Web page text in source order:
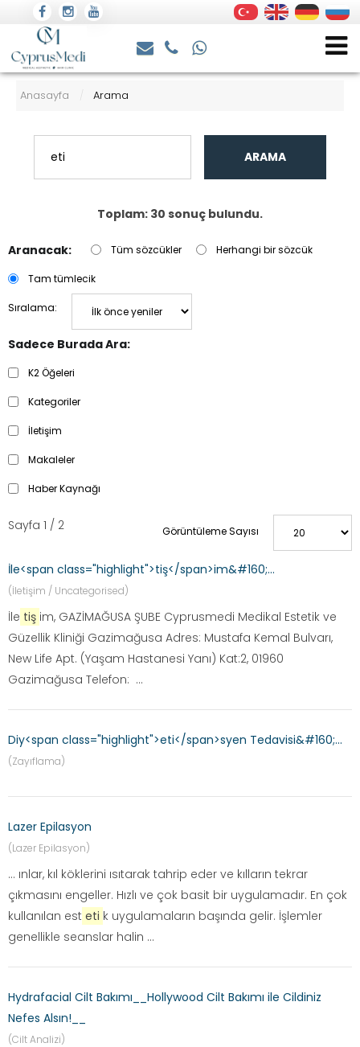
Anasayfa / Arama
ARAMA
Toplam: 30 sonuç bulundu.
Aranacak: Tüm sözcükler Herhangi bir sözcük
Tam tümlecik
Sıralama:
Sadece Burada Ara:
K2 Öğeleri
Kategoriler
İletişim
Makaleler
Haber Kaynağı
Görüntüleme Sayısı
Sayfa 1 / 2
İle<span class="highlight">tiş</span>im&#160;...
(İletişim / Uncategorised)
İle tiş im, GAZİMAĞUSA ŞUBE Cyprusmedi Medikal Estetik ve
Güzellik Kliniği Gazimağusa Adres: Mustafa Kemal Bulvarı,
New Life Apt. (Yaşam Hastanesi Yanı) Kat:2, 01960
Gazimağusa Telefon: ...
Diy<span class="highlight">eti</span>syen Tedavisi&#160;...
(Zayıflama)
Lazer Epilasyon
(Lazer Epilasyon)
... ınlar, kıl köklerini ısıtarak tahrip eder ve kılların tekrar
çıkmasını engeller. Hızlı ve çok basit bir uygulamadır. En çok
kullanılan est eti k uygulamaların başında gelir. İşlemler
genellikle seanslar halin ...
Hydrafacial Cilt Bakımı__Hollywood Cilt Bakımı ile Cildiniz
Nefes Alsın!__
(Cilt Analizi)